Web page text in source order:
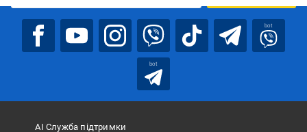
bot
bot
АІ Служба підтримки